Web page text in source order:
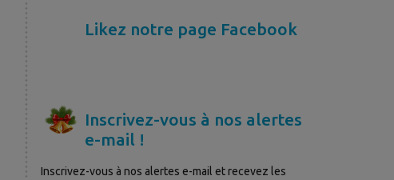
Likez notre page Facebook
Inscrivez-vous à nos alertes
e-mail !
Inscrivez-vous à nos alertes e-mail et recevez les